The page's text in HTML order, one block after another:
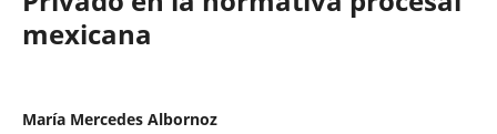
mexicana
María Mercedes Albornoz